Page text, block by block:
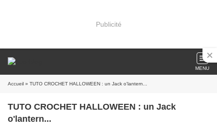
Publicité
MENU
Accueil » TUTO CROCHET HALLOWEEN : un Jack o'lantern...
TUTO CROCHET HALLOWEEN : un Jack
o'lantern...